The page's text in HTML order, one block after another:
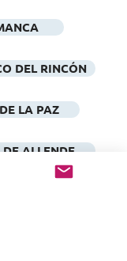
DEL RINCÓN
LA PAZ
ALLENDE